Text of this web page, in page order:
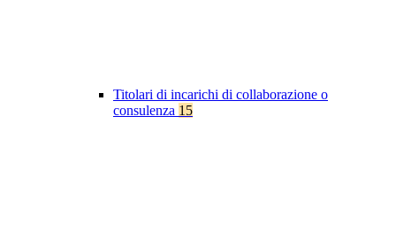
Titolari di incarichi di collaborazione o
consulenza 15